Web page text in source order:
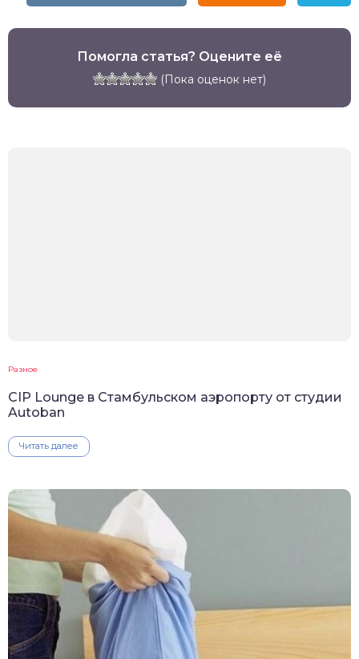
Помогла статья? Оцените её
(Пока оценок нет)
Разное
CIP Lounge в Стамбульском аэропорту от студии
Autoban
Читать далее